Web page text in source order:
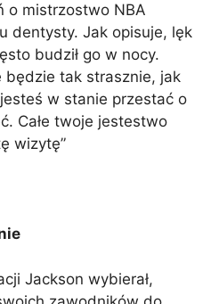
o mistrzostwo NBA
dentysty. Jak opisuje, lęk
budził go w nocy.
będzie tak strasznie, jak
w stanie przestać o
Całe twoje jestestwo
wizytę”
Jackson wybierał,